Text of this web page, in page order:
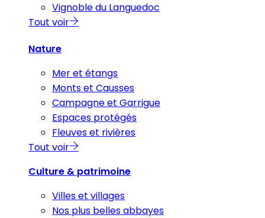
Vignoble du Languedoc
Tout voir
Nature
Mer et étangs
Monts et Causses
Campagne et Garrigue
Espaces protégés
Fleuves et rivières
Tout voir
Culture & patrimoine
Villes et villages
Nos plus belles abbayes